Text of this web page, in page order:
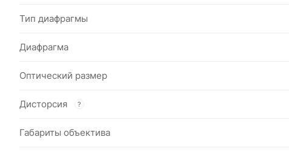
Тип диафрагмы
Диафрагма
Оптический размер
Дисторсия ?
Габариты объектива